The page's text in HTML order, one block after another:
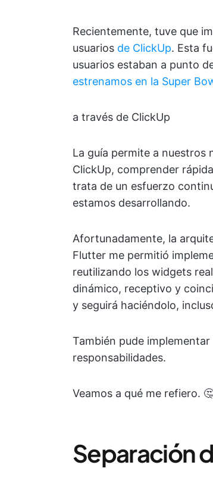
Recientemente, tuve que
usuarios de ClickUp. Esta
usuarios estaban a punto
estrenamos en la Super
a través de ClickUp
La guía permite a nuestros
ClickUp, comprender
trata de un esfuerzo
estamos desarrollando.
Afortunadamente, la
Flutter me permitió
reutilizando los widgets
dinámico, receptivo y
y seguirá haciéndolo,
También pude
responsabilidades.
Veamos a qué me refiero.
Separación